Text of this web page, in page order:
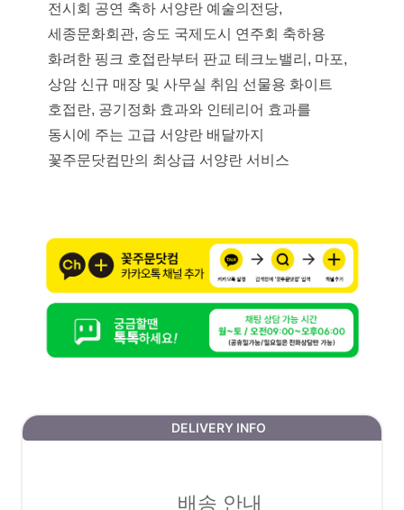
전시회 공연 축하 서양란 예술의전당,
세종문화회관, 송도 국제도시 연주회 축하용
화려한 핑크 호접란부터 판교 테크노밸리, 마포,
상암 신규 매장 및 사무실 취임 선물용 화이트
호접란, 공기정화 효과와 인테리어 효과를
동시에 주는 고급 서양란 배달까지
꽃주문닷컴만의 최상급 서양란 서비스
DELIVERY INFO
배송 안내